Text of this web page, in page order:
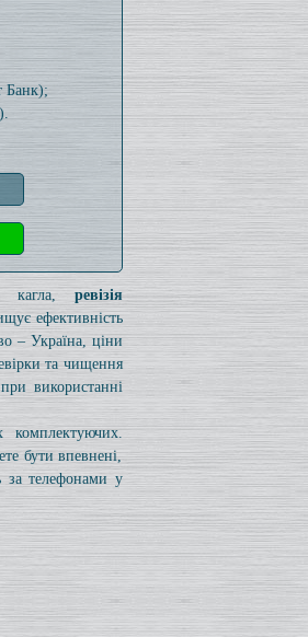
Банк);
кагла, ревізія
ефективність
– Україна, ціни
та чищення
використанні
бути впевнені,
за телефонами у